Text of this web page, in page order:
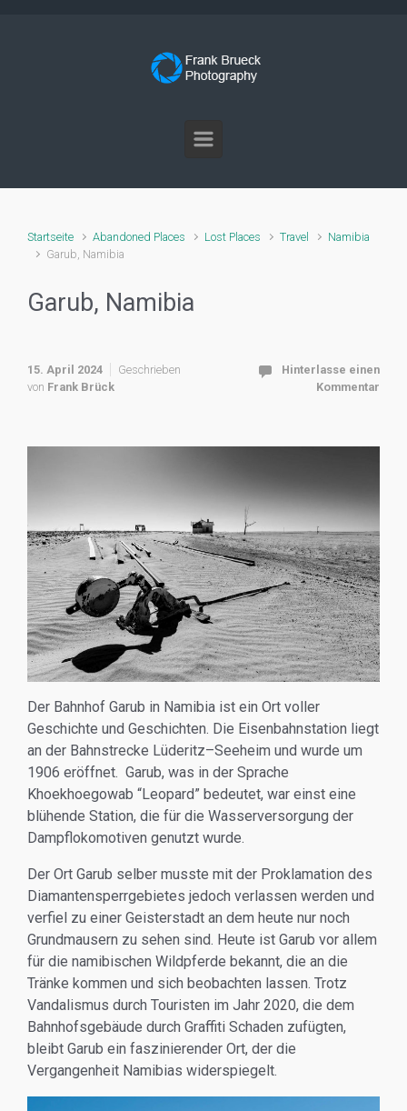
Startseite Abandoned Places Lost Places Travel
Namibia
Garub, Namibia
Garub, Namibia
15. April 2024
Geschrieben
von Frank Brück
Hinterlasse einen
Kommentar
Der Bahnhof Garub in Namibia ist ein Ort voller
Geschichte und Geschichten. Die Eisenbahnstation liegt
an der Bahnstrecke Lüderitz–Seeheim und wurde um
1906 eröffnet. Garub, was in der Sprache
Khoekhoegowab “Leopard” bedeutet, war einst eine
blühende Station, die für die Wasserversorgung der
Dampflokomotiven genutzt wurde.
Der Ort Garub selber musste mit der Proklamation des
Diamantensperrgebietes jedoch verlassen werden und
verfiel zu einer Geisterstadt an dem heute nur noch
Grundmausern zu sehen sind. Heute ist Garub vor allem
für die namibischen Wildpferde bekannt, die an die
Tränke kommen und sich beobachten lassen. Trotz
Vandalismus durch Touristen im Jahr 2020, die dem
Bahnhofsgebäude durch Graffiti Schaden zufügten,
bleibt Garub ein faszinierender Ort, der die
Vergangenheit Namibias widerspiegelt.